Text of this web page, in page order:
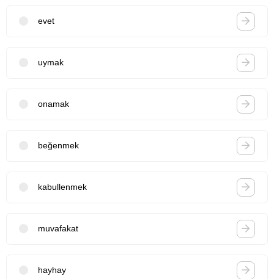
evet
uymak
onamak
beğenmek
kabullenmek
muvafakat
hayhay